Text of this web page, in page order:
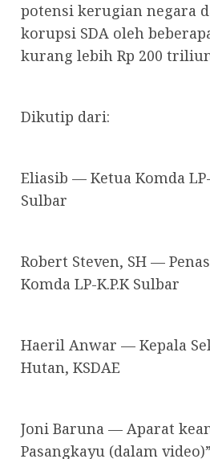
potensi kerugian negara
korupsi SDA oleh
kurang lebih Rp 200
Dikutip dari:
Eliasib — Ketua Komda
Sulbar
Robert Steven, SH —
Komda LP-K.P.K Sulbar
Haeril Anwar — Kepala
Hutan, KSDAE
Joni Baruna — Aparat
Pasangkayu (dalam